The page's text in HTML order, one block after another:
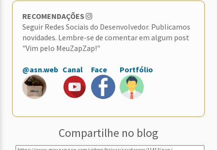
RECOMENDAÇÕES
Seguir Redes Sociais do Desenvolvedor. Publicamos
novidades. Lembre-se de comentar em algum post
"Vim pelo MeuZapZap!"
@asn.web Canal Face Portfólio
Compartilhe no blog